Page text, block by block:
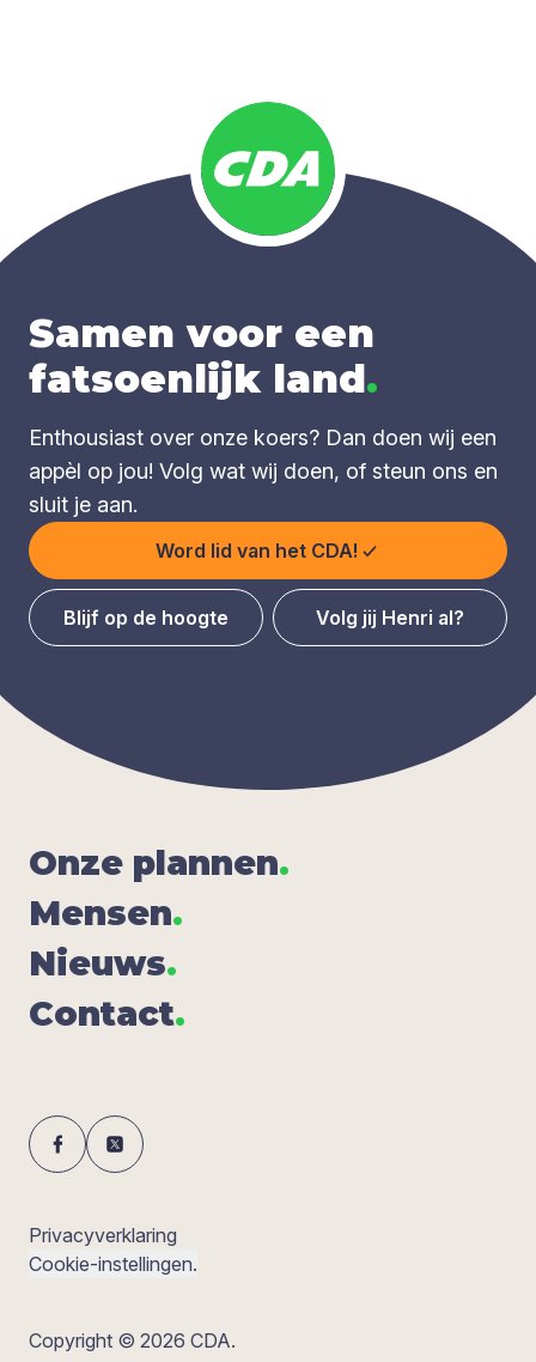
Samen voor een
fatsoenlijk land.
Enthousiast over onze koers? Dan doen wij een
appèl op jou! Volg wat wij doen, of steun ons en
sluit je aan.
Word lid van het CDA!
Blijf op de hoogte Volg jij Henri al?
Onze plan­nen.
Men­sen.
Nieuws.
Con­tact.
Privacyverklaring
Cookie-instellingen.
Copyright © 2026 CDA.